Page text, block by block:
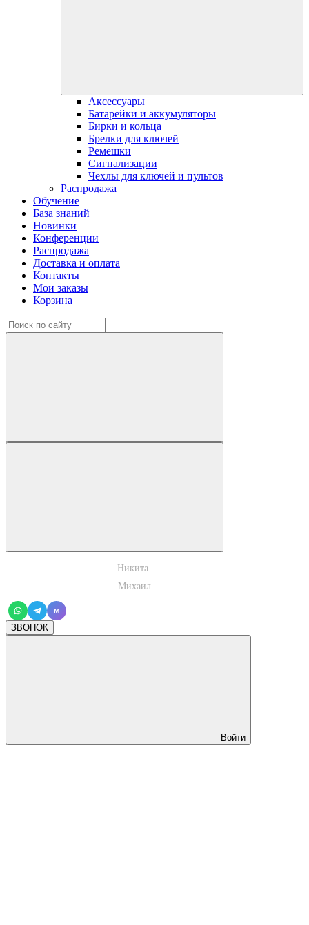
Аксессуары
Батарейки и аккумуляторы
Бирки и кольца
Брелки для ключей
Ремешки
Сигнализации
Чехлы для ключей и пультов
Распродажа
Обучение
База знаний
Новинки
Конференции
Распродажа
Доставка и оплата
Контакты
Мои заказы
Корзина
— Никита
— Михаил
M
ЗВОНОК
Войти